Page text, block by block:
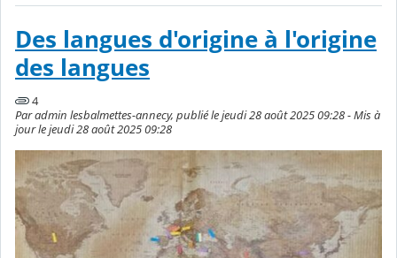
Des langues d'origine à l'origine
des langues
4
Par admin lesbalmettes-annecy, publié le jeudi 28 août 2025 09:28 - Mis à
jour le jeudi 28 août 2025 09:28